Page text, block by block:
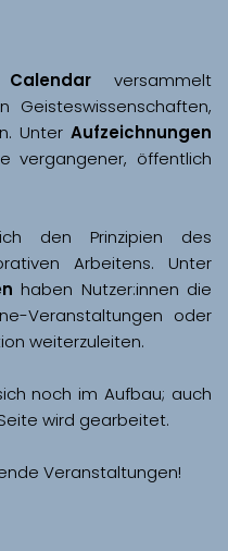
Calendar versammelt
Geisteswissenschaften,
Unter Aufzeichnungen
vergangener, öffentlich
den Prinzipien des
Arbeitens. Unter
haben Nutzer:innen die
Veranstaltungen oder
weiterzuleiten.
noch im Aufbau; auch
Veranstaltungen!